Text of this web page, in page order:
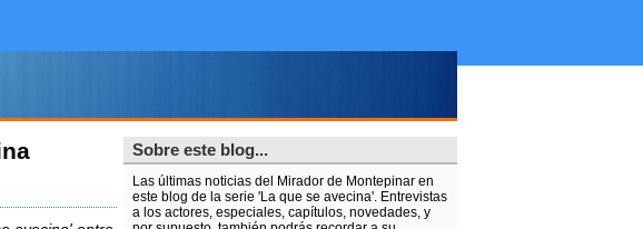
Sobre este blog...
Las últimas noticias del Mirador de Montepinar en
este blog de la serie 'La que se avecina'. Entrevistas
a los actores, especiales, capítulos, novedades, y